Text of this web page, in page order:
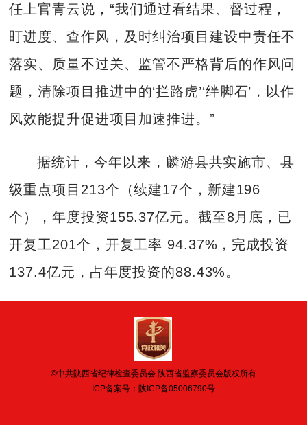
任上官青云说，“我们通过看结果、督过程，
盯进度、查作风，及时纠治项目建设中责任不
落实、质量不过关、监管不严格背后的作风问
题，清除项目推进中的‘拦路虎’‘绊脚石’，以作
风效能提升促进项目加速推进。”
据统计，今年以来，麟游县共实施市、县
级重点项目213个（续建17个，新建196
个），年度投资155.37亿元。截至8月底，已
开复工201个，开复工率 94.37%，完成投资
137.4亿元，占年度投资的88.43%。
©中共陕西省纪律检查委员会 陕西省监察委员会版权所有
ICP备案号： 陕ICP备05006790号